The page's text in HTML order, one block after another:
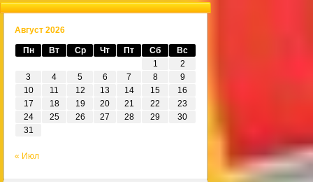
Август 2026
Пн Вт Ср Чт Пт Сб
Вс
1
2
3
4 5 6 7 8
9
10
11 12 13 14 15
16
17
18 19 20 21 22
23
24
25 26 27 28 29
30
31
« Июл